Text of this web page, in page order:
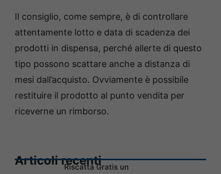
Il consiglio, come sempre, è di controllare
attentamente lotto e data di scadenza dei
prodotti in dispensa, perché allerte di questo
tipo possono scattare anche a distanza di
mesi dall’acquisto. Ovviamente è possibile
restituire il prodotto al punto vendita per
riceverne un rimborso.
Articoli recenti
Riscatta Gratis un